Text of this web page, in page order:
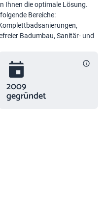
Ihnen die optimale Lösung.
Bereiche:
Badumbau, Sanitär- und
2009
gegründet